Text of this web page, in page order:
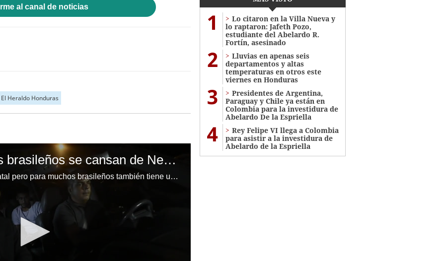
al canal de noticias
El Heraldo Honduras
Esto pasa cuando los brasileños se cansan de Neymar
Neymar es adorado en su país natal pero para muchos brasileños también tiene una imagen de niño mimado. La operación de su pie derecho movilizó a los medios de comunicación de todo el mundo, pero en Brasil muchos preferirían hablar de otros problemas que enfrenta la sociedad.
1
Lo citaron en la Villa Nueva y
lo raptaron: Jafeth Pozo,
estudiante del Abelardo R.
Fortín, asesinado
2
Lluvias en apenas seis
departamentos y altas
temperaturas en otros este
viernes en Honduras
3
Presidentes de Argentina,
Paraguay y Chile ya están en
Colombia para la investidura de
Abelardo De la Espriella
4
Rey Felipe VI llega a Colombia
para asistir a la investidura de
Abelardo de la Espriella